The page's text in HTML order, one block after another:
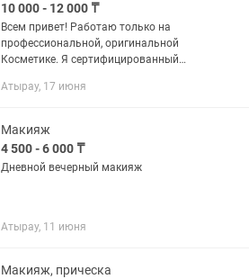
10 000 - 12 000 ₸
Всем привет! Работаю только на
профессиональной, оригинальной
Косметике. Я сертифицированный
работы мои Дневной макияж-10.000тг,
курсы...
Атырау, 17 июня
Макияж
4 500 - 6 000 ₸
Дневной вечерный макияж
Атырау, 11 июня
Макияж, прическа